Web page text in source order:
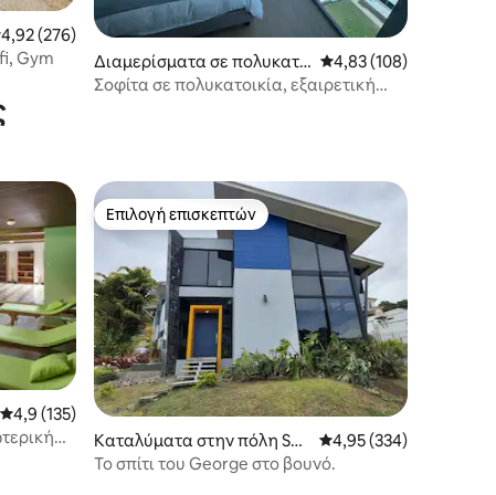
βαθμολογία: 4,92 στα 5, 276 κριτικές
4,92 (276)
Gym
Διαμερίσματα σε πολυκατο
ικία στην πόλη Yoses
Μέση βαθμολογία:
4,83 (108)
Σοφίτα σε πολυκατοικία, εξαιρετική
Μέση βαθμολογία: 4,9 στα 5, 135 κριτικές
4,9 (135)
Επιλογή επισκεπτών
Επιλογή επισκεπτών
Καταλύματα στην πόλη San
Isidro
Μέση βαθμολογία:
4,95 (334)
Το σπίτι του George στο βουνό.